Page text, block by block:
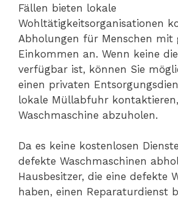
Fällen bieten lokale
Wohltätigkeitsorganisationen
Abholungen für Menschen mit
Einkommen an. Wenn keine
verfügbar ist, können Sie
einen privaten
lokale Müllabfuhr
Waschmaschine abzuholen.
Da es keine kostenlosen
defekte Waschmaschinen
Hausbesitzer, die eine defekte
haben, einen Reparaturdienst